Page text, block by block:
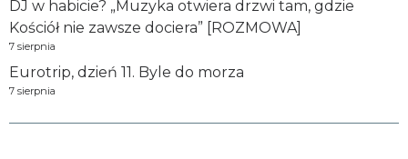
DJ w habicie? „Muzyka otwiera drzwi tam, gdzie
Kościół nie zawsze dociera” [ROZMOWA]
7 sierpnia
Eurotrip, dzień 11. Byle do morza
7 sierpnia